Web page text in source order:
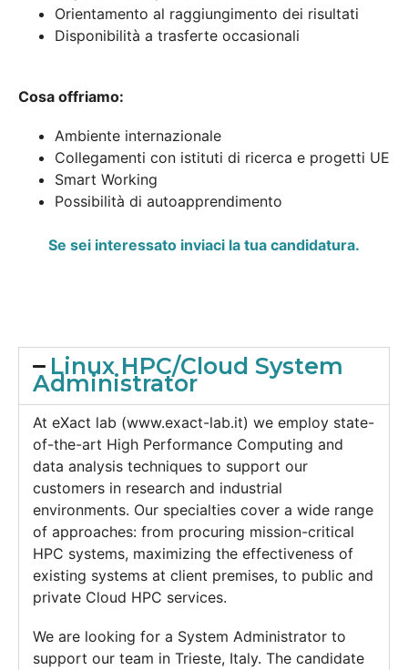
Orientamento al raggiungimento dei risultati
Disponibilità a trasferte occasionali
Cosa offriamo:
Ambiente internazionale
Collegamenti con istituti di ricerca e progetti UE
Smart Working
Possibilità di autoapprendimento
Se sei interessato inviaci la tua candidatura.
Linux HPC/Cloud System
Administrator
At eXact lab (www.exact-lab.it) we employ state-
of-the-art High Performance Computing and
data analysis techniques to support our
customers in research and industrial
environments. Our specialties cover a wide range
of approaches: from procuring mission-critical
HPC systems, maximizing the effectiveness of
existing systems at client premises, to public and
private Cloud HPC services.
We are looking for a System Administrator to
support our team in Trieste, Italy. The candidate